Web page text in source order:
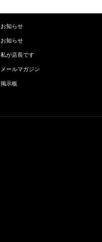
お知らせ
お知らせ
私が店長です
メールマガジン
掲示板